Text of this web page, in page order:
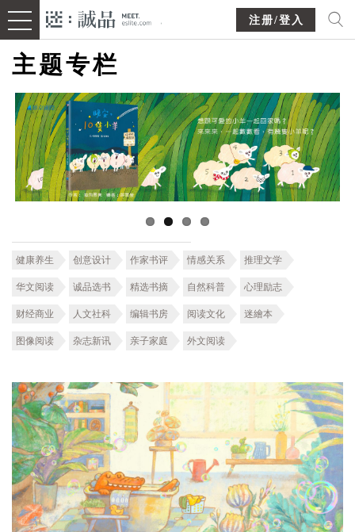
注册/登入
主题专栏
健康养生 创意设计 作家书评 情感关系 推理文学
华文阅读 诚品选书 精选书摘 自然科普 心理励志
财经商业 人文社科 编辑书房 阅读文化 迷繪本
图像阅读 杂志新讯 亲子家庭 外文阅读